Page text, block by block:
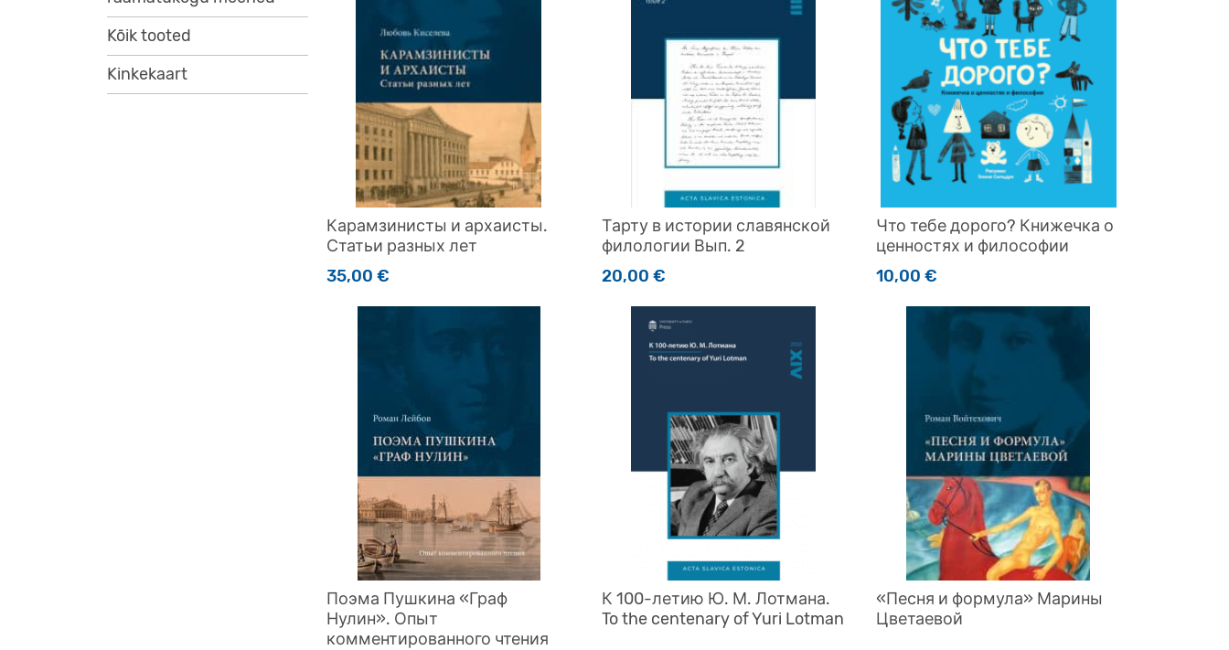
Kõik tooted
Kinkekaart
Карамзинисты и архаисты.
Статьи разных лет
35,00 €
Тарту в истории славянской
филологии Вып. 2
20,00 €
Что тебе дорого? Книжечка о
ценностях и философии
10,00€
Поэма Пушкина «Граф
Нулин». Опыт
комментированного чтения
К 100-летию Ю. М. Лотмана.
To the centenary of Yuri Lotman
«Песня и формула» Марины
Цветаевой